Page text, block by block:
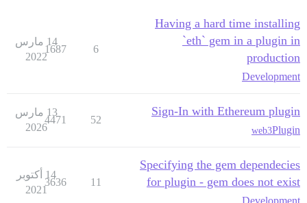
Having a hard time installing
`eth` gem in a plugin in
production
Development
6
1687
14 مارس
2022
Sign-In with Ethereum plugin
Plugin
web3
52
4471
13 مارس
2026
Specifying the gem dependecies
for plugin - gem does not exist
11
3636
14 أكتوبر
2021